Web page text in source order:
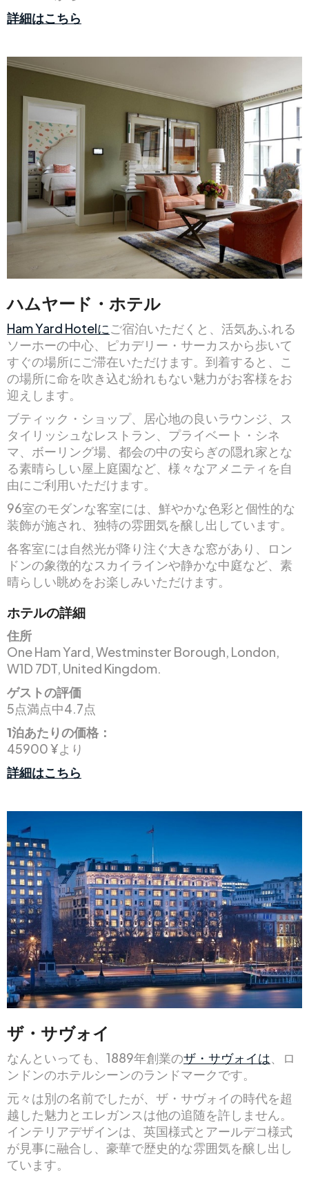
詳細はこちら
ハムヤード・ホテル
Ham Yard Hotelにご宿泊いただくと、活気あふれる
ソーホーの中心、ピカデリー・サーカスから歩いて
すぐの場所にご滞在いただけます。到着すると、こ
の場所に命を吹き込む紛れもない魅力がお客様をお
迎えします。
ブティック・ショップ、居心地の良いラウンジ、ス
タイリッシュなレストラン、プライベート・シネ
マ、ボーリング場、都会の中の安らぎの隠れ家とな
る素晴らしい屋上庭園など、様々なアメニティを自
由にご利用いただけます。
96室のモダンな客室には、鮮やかな色彩と個性的な
装飾が施され、独特の雰囲気を醸し出しています。
各客室には自然光が降り注ぐ大きな窓があり、ロン
ドンの象徴的なスカイラインや静かな中庭など、素
晴らしい眺めをお楽しみいただけます。
ホテルの詳細
住所
One Ham Yard, Westminster Borough, London,
W1D 7DT, United Kingdom.
ゲストの評価
5点満点中4.7点
1泊あたりの価格：
45900 ¥より
詳細はこちら
ザ・サヴォイ
なんといっても、1889年創業のザ・サヴォイは、ロ
ンドンのホテルシーンのランドマークです。
元々は別の名前でしたが、ザ・サヴォイの時代を超
越した魅力とエレガンスは他の追随を許しません。
インテリアデザインは、英国様式とアールデコ様式
が見事に融合し、豪華で歴史的な雰囲気を醸し出し
ています。